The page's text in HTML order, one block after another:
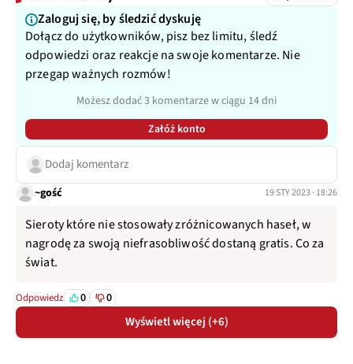
Zaloguj się, by śledzić dyskuję
Dołącz do użytkowników, pisz bez limitu, śledź
odpowiedzi oraz reakcje na swoje komentarze. Nie
przegap ważnych rozmów!
Możesz dodać 3 komentarze w ciągu 14 dni
Załóż konto
Dodaj komentarz
~gość 19 STY 2023 · 18:26
Sieroty które nie stosowały zróżnicowanych haseł, w
nagrodę za swoją niefrasobliwość dostaną gratis. Co za
świat.
Odpowiedz 0 0
Wyświetl więcej (+6)